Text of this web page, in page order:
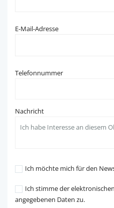
E-Mail-Adresse
Telefonnummer
Nachricht
Ich möchte mich für den
Ich stimme der
angegebenen Daten zu.